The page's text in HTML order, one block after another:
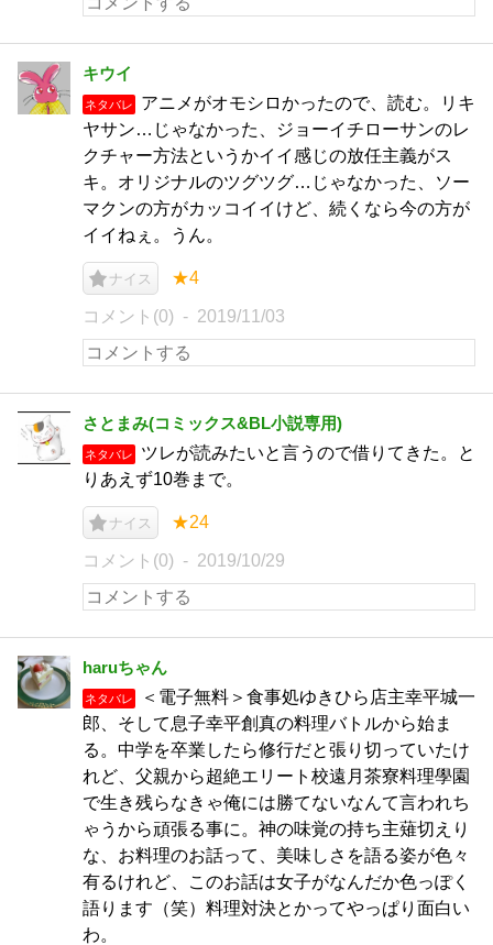
キウイ
ネタバレ
アニメがオモシロかったので、読む。リキ
ヤサン…じゃなかった、ジョーイチローサンのレ
クチャー方法というかイイ感じの放任主義がス
キ。オリジナルのツグツグ…じゃなかった、ソー
マクンの方がカッコイイけど、続くなら今の方が
イイねぇ。うん。
ナイス ★4
コメント(0) 2019/11/03
さとまみ(コミックス&BL小説専用)
ネタバレ
ツレが読みたいと言うので借りてきた。と
りあえず10巻まで。
ナイス ★24
コメント(0) 2019/10/29
haruちゃん
ネタバレ
＜電子無料＞食事処ゆきひら店主幸平城一
郎、そして息子幸平創真の料理バトルから始ま
る。中学を卒業したら修行だと張り切っていたけ
れど、父親から超絶エリート校遠月茶寮料理學園
で生き残らなきゃ俺には勝てないなんて言われち
ゃうから頑張る事に。神の味覚の持ち主薙切えり
な、お料理のお話って、美味しさを語る姿が色々
有るけれど、このお話は女子がなんだか色っぽく
語ります（笑）料理対決とかってやっぱり面白い
わ。